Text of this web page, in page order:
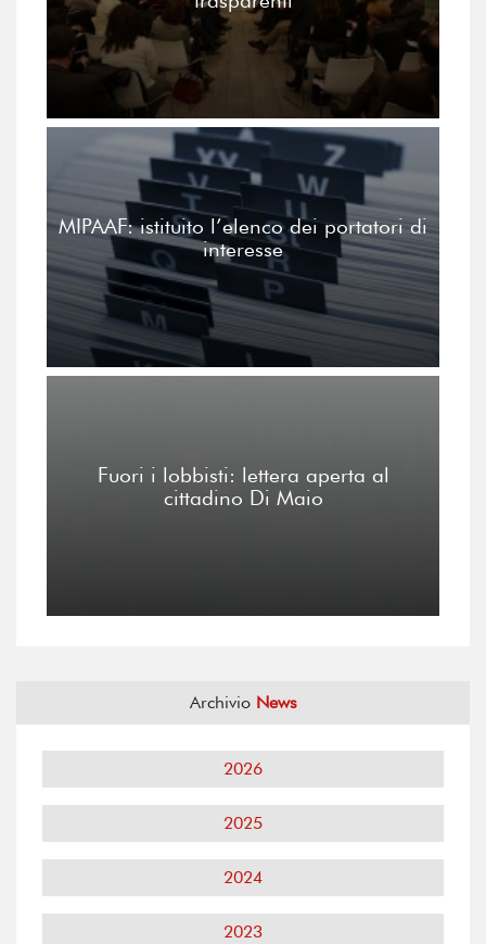
MIPAAF: istituito l’elenco dei portatori di
interesse
Fuori i lobbisti: lettera aperta al
cittadino Di Maio
Archivio News
2026
2025
2024
2023